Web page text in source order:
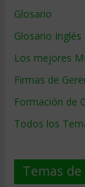
Glosario
Glosario Inglés
Los mejores
Firmas de
Formación de
Todos los
Temas